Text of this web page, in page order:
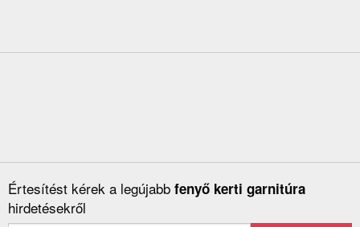
Értesítést kérek a legújabb fenyő kerti garnitúra
hirdetésekről